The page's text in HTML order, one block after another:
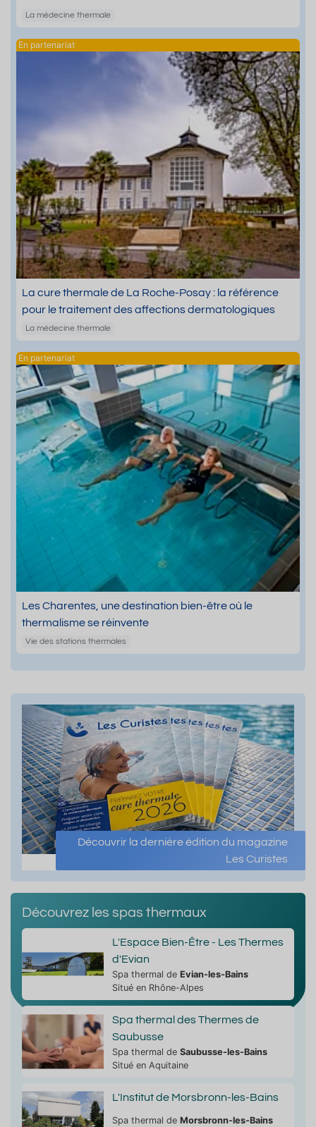
La médecine thermale
La cure thermale de La Roche-Posay : la référence
pour le traitement des affections dermatologiques
La médecine thermale
Les Charentes, une destination bien-être où le
thermalisme se réinvente
Vie des stations thermales
Découvrir la dernière édition du magazine
Les Curistes
Découvrez les spas thermaux
L'Espace Bien-Être - Les Thermes
d'Evian
Spa thermal de Evian-les-Bains
Situé en Rhône-Alpes
Spa thermal des Thermes de
Saubusse
Spa thermal de Saubusse-les-Bains
Situé en Aquitaine
L'Institut de Morsbronn-les-Bains
Spa thermal de Morsbronn-les-Bains